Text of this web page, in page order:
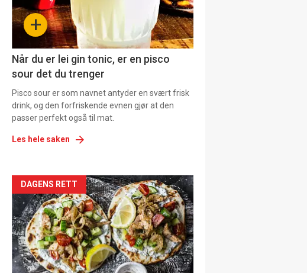
section
11
Dagens
rett
+
Når du er lei gin tonic, er en pisco
sour det du trenger
Pisco sour er som navnet antyder en svært frisk
drink, og den forfriskende evnen gjør at den
passer perfekt også til mat.
Les hele saken
Artikler
detail
-
section
DAGENS RETT